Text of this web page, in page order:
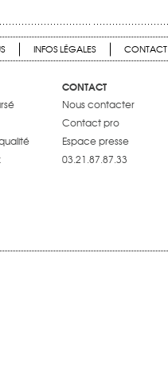
INFOS LÉGALES CONTACT
CONTACT
Nous contacter
Contact pro
Espace presse
03.21.87.87.33